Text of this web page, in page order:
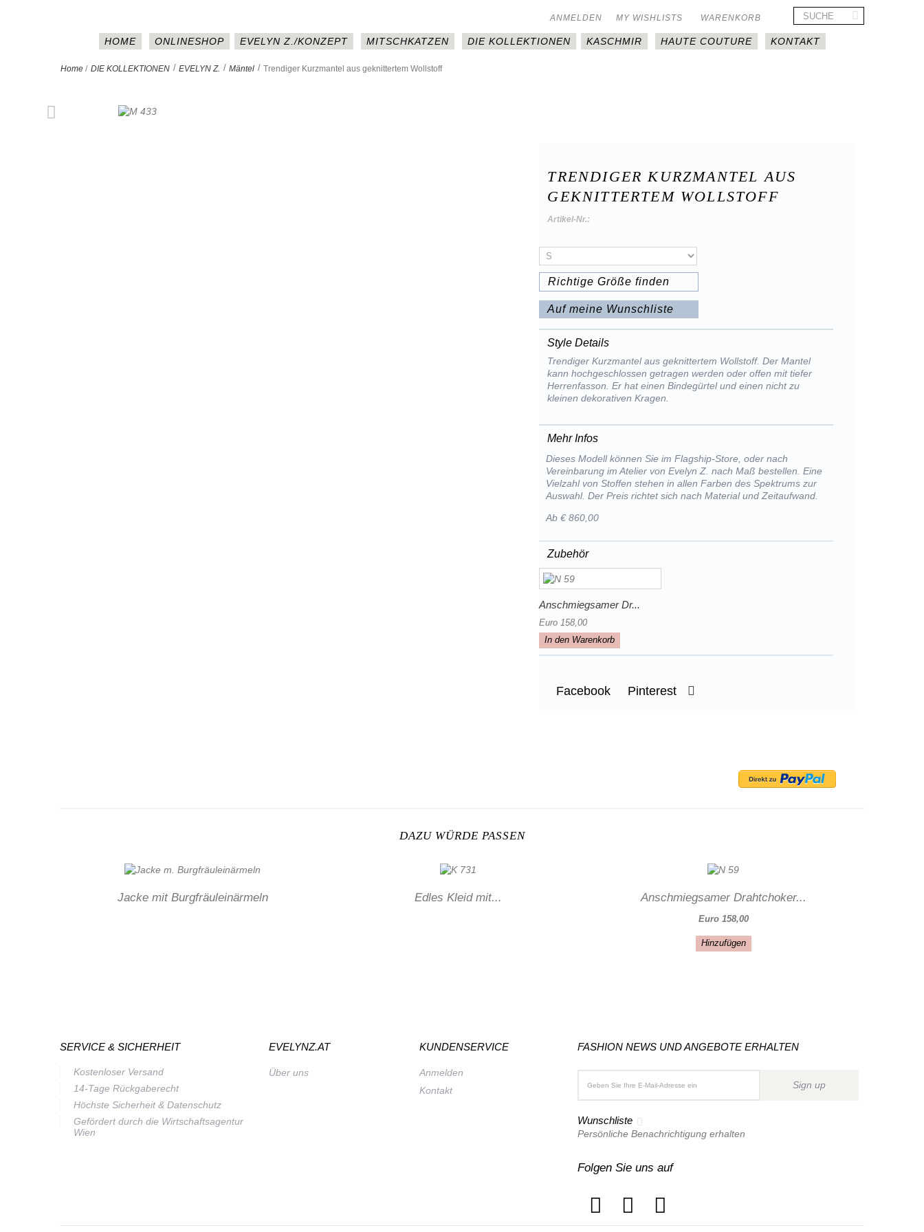
WARENKORB
MY WISHLISTS
ANMELDEN
HOME ONLINESHOP EVELYN Z./KONZEPT MITSCHKATZEN DIE KOLLEKTIONEN KASCHMIR HAUTE COUTURE KONTAKT
Home / DIE KOLLEKTIONEN > EVELYN Z. > Mäntel > Trendiger Kurzmantel aus geknittertem Wollstoff
TRENDIGER KURZMANTEL AUS
GEKNITTERTEM WOLLSTOFF
Artikel-Nr.:
Richtige Größe finden
Auf meine Wunschliste
Style Details
Trendiger Kurzmantel aus geknittertem Wollstoff. Der Mantel
kann hochgeschlossen getragen werden oder offen mit tiefer
Herrenfasson. Er hat einen Bindegürtel und einen nicht zu
kleinen dekorativen Kragen.
Mehr Infos
Dieses Modell können Sie im Flagship-Store, oder nach
Vereinbarung im Atelier von Evelyn Z. nach Maß bestellen. Eine
Vielzahl von Stoffen stehen in allen Farben des Spektrums zur
Auswahl. Der Preis richtet sich nach Material und Zeitaufwand.
Ab € 860,00
Zubehör
Anschmiegsamer Dr...
Euro 158,00
In den Warenkorb
Facebook Pinterest
DAZU WÜRDE PASSEN
Jacke mit Burgfräuleinärmeln Edles Kleid mit... Anschmiegsamer Drahtchoker...
Euro 158,00
Hinzufügen
SERVICE & SICHERHEIT
Kostenloser Versand
14-Tage Rückgaberecht
Höchste Sicherheit & Datenschutz
Gefördert durch die Wirtschaftsagentur
Wien
EVELYNZ.AT
Über uns
KUNDENSERVICE
Anmelden
Kontakt
FASHION NEWS UND ANGEBOTE ERHALTEN
Sign up
Wunschliste
Persönliche Benachrichtigung erhalten
Folgen Sie uns auf